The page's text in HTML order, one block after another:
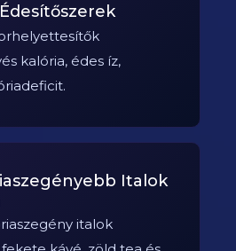
kalória, édes íz,
Italok
italok